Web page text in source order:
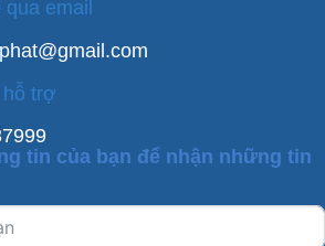
qua email
trợ
tin của bạn để nhận những tin